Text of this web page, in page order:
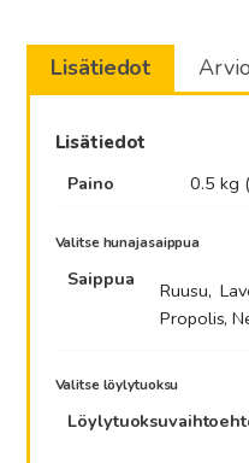
Lisätiedot
Lisätiedot
Paino
0.5 kg
Valitse hunajasaippua
Saippua
Ruusu,
Propolis,
Valitse löylytuoksu